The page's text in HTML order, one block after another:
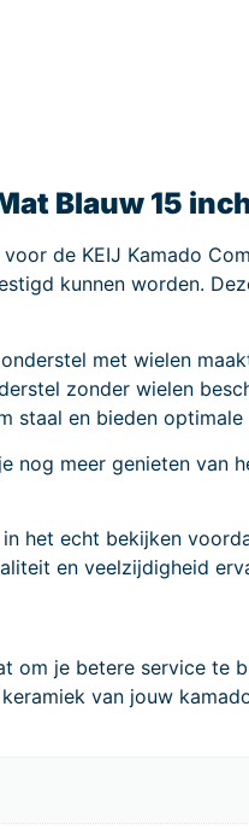
Blauw 15
de KEIJ Kamado
kunnen worden.
met wielen
zonder wielen
staal en bieden optimale
nog meer genieten van
het echt bekijken
en veelzijdigheid
om je betere service te
van jouw